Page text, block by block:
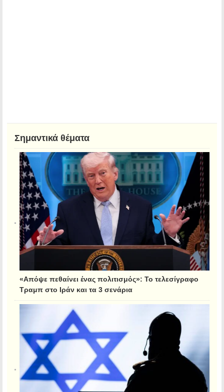
Σημαντικά θέματα
«Απόψε πεθαίνει ένας πολιτισμός»: Το τελεσίγραφο
Τραμπ στο Ιράν και τα 3 σενάρια